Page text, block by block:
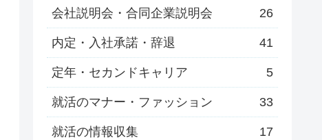
会社説明会・合同企業説明会 26
内定・入社承諾・辞退 41
定年・セカンドキャリア 5
就活のマナー・ファッション 33
就活の情報収集 17